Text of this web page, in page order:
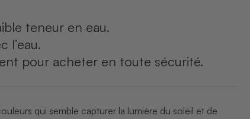
teneur en eau.
l’eau.
pour acheter en toute sécurité.
qui semble capturer la lumière du soleil et de